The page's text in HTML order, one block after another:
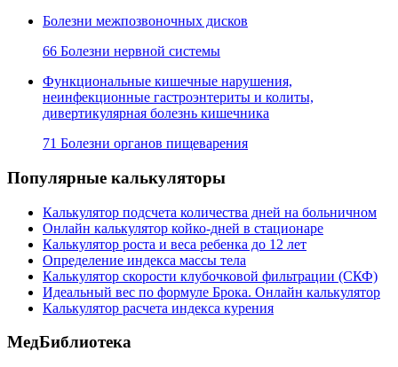
Болезни межпозвоночных дисков
66 Болезни нервной системы
Функциональные кишечные нарушения,
неинфекционные гастроэнтериты и колиты,
дивертикулярная болезнь кишечника
71 Болезни органов пищеварения
Популярные калькуляторы
Калькулятор подсчета количества дней на больничном
Онлайн калькулятор койко-дней в стационаре
Калькулятор роста и веса ребенка до 12 лет
Определение индекса массы тела
Калькулятор скорости клубочковой фильтрации (СКФ)
Идеальный вес по формуле Брока. Онлайн калькулятор
Калькулятор расчета индекса курения
МедБиблиотека